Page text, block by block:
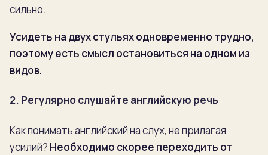
сильно.
Усидеть на двух стульях одновременно трудно,
поэтому есть смысл остановиться на одном из
видов.
2. Регулярно слушайте английскую речь
Как понимать английский на слух, не прилагая
усилий? Необходимо скорее переходить от